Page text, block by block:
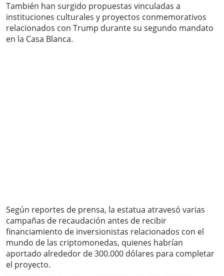
También han surgido propuestas vinculadas a
instituciones culturales y proyectos conmemorativos
relacionados con Trump durante su segundo mandato
en la Casa Blanca.
Según reportes de prensa, la estatua atravesó varias
campañas de recaudación antes de recibir
financiamiento de inversionistas relacionados con el
mundo de las criptomonedas, quienes habrían
aportado alrededor de 300.000 dólares para completar
el proyecto.